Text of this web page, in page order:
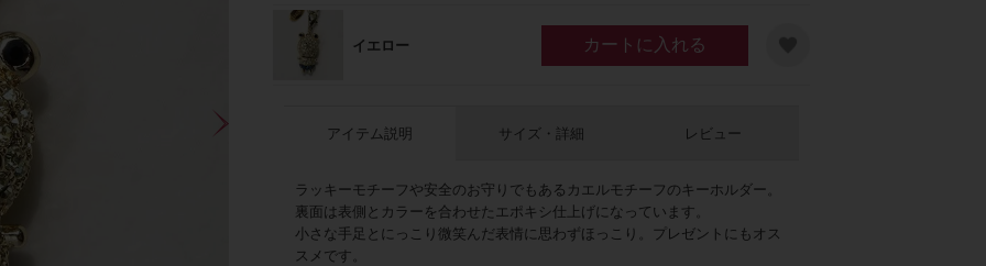
イエロー カートに入れる
アイテム説明
ラッキーモチーフや安全のお守りでもあるカエルモチーフのキーホルダー。
裏面は表側とカラーを合わせたエポキシ仕上げになっています。
小さな手足とにっこり微笑んだ表情に思わずほっこり。プレゼントにもオス
スメです。
サイズ・詳細 レビュー